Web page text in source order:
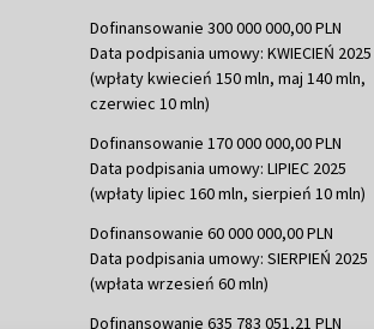
Dofinansowanie 300 000 000,00 PLN
Data podpisania umowy: KWIECIEŃ 2025
(wpłaty kwiecień 150 mln, maj 140 mln,
czerwiec 10 mln)
Dofinansowanie 170 000 000,00 PLN
Data podpisania umowy: LIPIEC 2025
(wpłaty lipiec 160 mln, sierpień 10 mln)
Dofinansowanie 60 000 000,00 PLN
Data podpisania umowy: SIERPIEŃ 2025
(wpłata wrzesień 60 mln)
Dofinansowanie 635 783 051,21 PLN